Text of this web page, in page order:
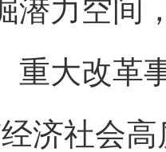
潜力空间
重大改革
济社会